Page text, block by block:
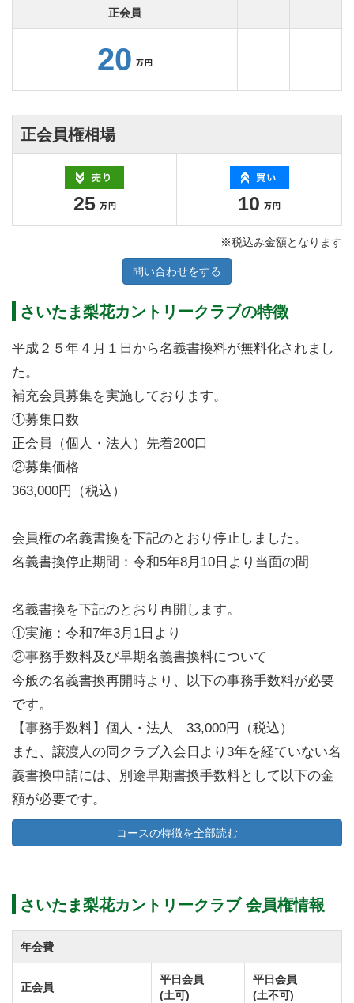
正会員
20
正会員権相場
25 10
※税込み金額となります
問い合わせをする
さいたま梨花カントリークラブの特徴
平成２５年４月１日から名義書換料が無料化されまし
た。
補充会員募集を実施しております。
①募集口数
正会員（個人・法人）先着200口
②募集価格
363,000円（税込）
会員権の名義書換を下記のとおり停止しました。
名義書換停止期間：令和5年8月10日より当面の間
名義書換を下記のとおり再開します。
①実施：令和7年3月1日より
②事務手数料及び早期名義書換料について
今般の名義書換再開時より、以下の事務手数料が必要
です。
【事務手数料】個人・法人 33,000円（税込）
また、譲渡人の同クラブ入会日より3年を経ていない名
義書換申請には、別途早期書換手数料として以下の金
額が必要です。
【早期書換手数料】個人・法人 165,000円（税込）
①実施…令和8年度分(令和8年4月1日)より
②年会費(会計年度：4月～3月)
【改定前】正会員：33,000円(税込)
【改定後】正会員：49,500円(税込)
※平日会員(名不可)の年会費は22,000円(税込)で据置
コースの特徴を全部読む
さいたま梨花カントリークラブ 会員権情報
年会費
正会員
平日会員
(土可)
平日会員
(土不可)